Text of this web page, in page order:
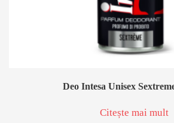
Deo Intesa Unisex
Citește mai mult